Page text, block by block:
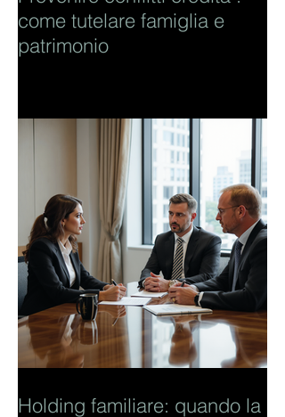
come tutelare famiglia e
patrimonio
Holding familiare: quando la